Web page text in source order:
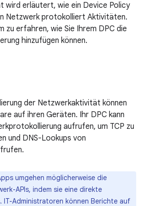
wird erläutert, wie ein Device Policy
Netzwerk protokolliert Aktivitäten.
zu erfahren, wie Sie Ihrem DPC die
hinzufügen können.
der Netzwerkaktivität können
auf ihren Geräten. Ihr DPC kann
aufrufen, um TCP zu
und DNS-Lookups von
umgehen möglicherweise die
APIs, indem sie eine direkte
IT-Administratoren können Berichte auf